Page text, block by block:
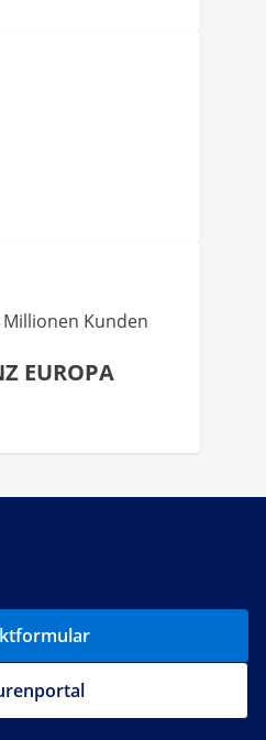
Kunden
EUROPA